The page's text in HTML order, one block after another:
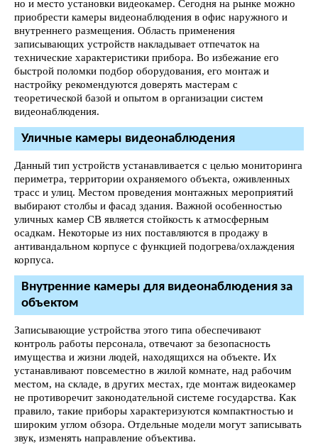
но и место установки видеокамер. Сегодня на рынке можно
приобрести камеры видеонаблюдения в офис наружного и
внутреннего размещения. Область применения
записывающих устройств накладывает отпечаток на
технические характеристики прибора. Во избежание его
быстрой поломки подбор оборудования, его монтаж и
настройку рекомендуются доверять мастерам с
теоретической базой и опытом в организации систем
видеонаблюдения.
Уличные камеры видеонаблюдения
Данный тип устройств устанавливается с целью мониторинга
периметра, территории охраняемого объекта, оживленных
трасс и улиц. Местом проведения монтажных мероприятий
выбирают столбы и фасад здания. Важной особенностью
уличных камер СВ является стойкость к атмосферным
осадкам. Некоторые из них поставляются в продажу в
антивандальном корпусе с функцией подогрева/охлаждения
корпуса.
Внутренние камеры для видеонаблюдения за
объектом
Записывающие устройства этого типа обеспечивают
контроль работы персонала, отвечают за безопасность
имущества и жизни людей, находящихся на объекте. Их
устанавливают повсеместно в жилой комнате, над рабочим
местом, на складе, в других местах, где монтаж видеокамер
не противоречит законодательной системе государства. Как
правило, такие приборы характеризуются компактностью и
широким углом обзора. Отдельные модели могут записывать
звук, изменять направление объектива.